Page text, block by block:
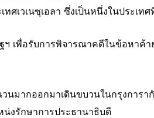
ศเวเนซุเอลา ซึ่งเป็นหนึ่งในประเ
เพื่อรับการพิจารณาคดีในข้อหาค้า
วนมากออกมาเดินขบวนในกรุงกา
น่งรักษาการประธานาธิบดี